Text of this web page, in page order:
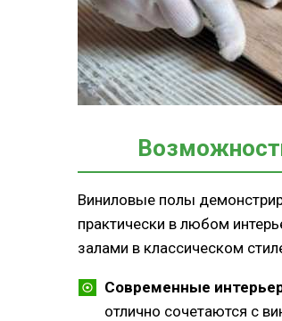
Виниловые полы
практически в любом
залами в классическом
Современные
отлично сочетаются с